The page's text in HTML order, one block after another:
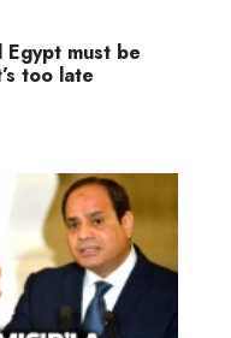
Egypt must be
too late